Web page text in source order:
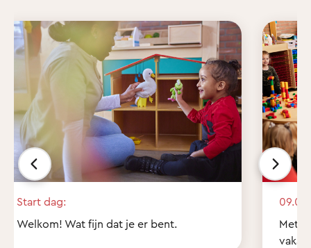
Start dag:
Welkom! Wat fijn dat je er bent.
09.00
Met